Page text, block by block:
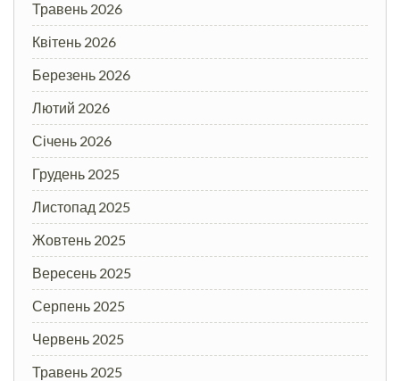
Травень 2026
Квітень 2026
Березень 2026
Лютий 2026
Січень 2026
Грудень 2025
Листопад 2025
Жовтень 2025
Вересень 2025
Серпень 2025
Червень 2025
Травень 2025